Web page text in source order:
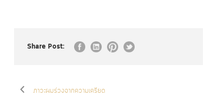
Share Post:
ภาวะผมร่วงจากความเครียด